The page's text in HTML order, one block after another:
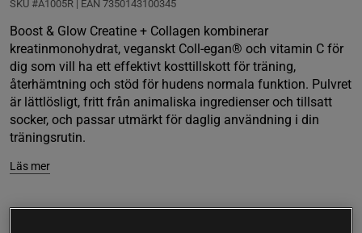
SKU #A1005R | EAN 7350143100345
Boost & Glow Creatine + Collagen kombinerar
kreatinmonohydrat, veganskt Coll-egan® och vitamin C för
dig som vill ha ett effektivt kosttillskott för träning,
återhämtning och stöd för hudens normala funktion. Pulvret
är lättlösligt, fritt från animaliska ingredienser och tillsatt
socker, och passar utmärkt för daglig användning i din
träningsrutin.
Läs mer